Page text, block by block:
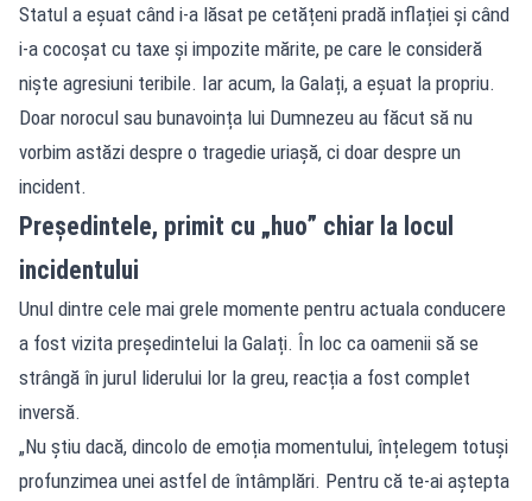
Statul a eșuat când i-a lăsat pe cetățeni pradă inflației și când
i-a cocoșat cu taxe și impozite mărite, pe care le consideră
niște agresiuni teribile. Iar acum, la Galați, a eșuat la propriu.
Doar norocul sau bunavoința lui Dumnezeu au făcut să nu
vorbim astăzi despre o tragedie uriașă, ci doar despre un
incident.
Președintele, primit cu „huo” chiar la locul
incidentului
Unul dintre cele mai grele momente pentru actuala conducere
a fost vizita președintelui la Galați. În loc ca oamenii să se
strângă în jurul liderului lor la greu, reacția a fost complet
inversă.
„Nu știu dacă, dincolo de emoția momentului, înțelegem totuși
profunzimea unei astfel de întâmplări. Pentru că te-ai aștepta